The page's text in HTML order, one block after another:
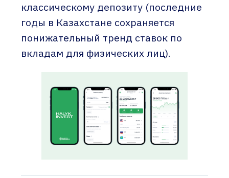
классическому депозиту (последние
годы в Казахстане сохраняется
понижательный тренд ставок по
вкладам для физических лиц).